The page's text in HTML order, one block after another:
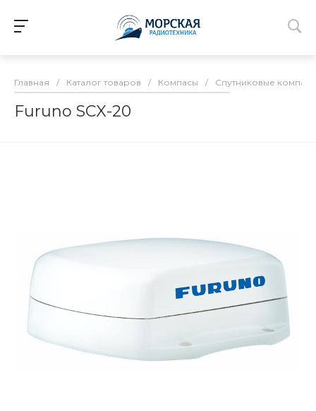
Главная / Каталог товаров / Компасы / Спутниковые компасы
Furuno SCX-20